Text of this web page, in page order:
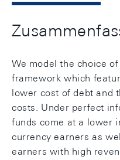
We model the choice
framework which
lower cost of debt and
costs. Under perfect
funds come at a lower
currency earners as
earners with high